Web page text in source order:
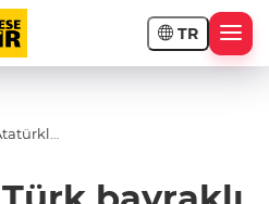
TR
devrilmiş